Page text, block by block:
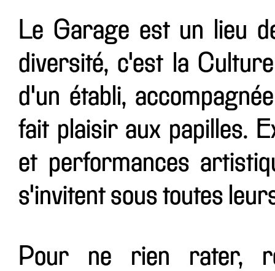
Le Garage est un lieu
diversité, c'est la
d'un établi,
fait plaisir aux papilles.
et performances
s'invitent sous toutes
Pour ne rien rater,